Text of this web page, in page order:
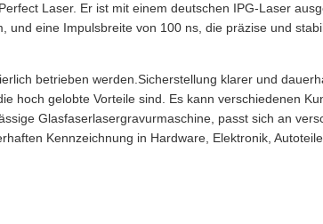
Laser. Er ist mit einem deutschen IPG-Laser
und eine Impulsbreite von 100 ns, die präzise und
betrieben werden.Sicherstellung klarer und
hoch gelobte Vorteile sind. Es kann verschiedenen
Glasfaserlasergravurmaschine, passt sich an
Kennzeichnung in Hardware, Elektronik,